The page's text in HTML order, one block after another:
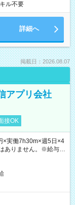
ル不要
詳細へ
掲載日：2026.08.07
アプリ会社
接OK
実働7h30m×週5日×4
ありません。※給与即